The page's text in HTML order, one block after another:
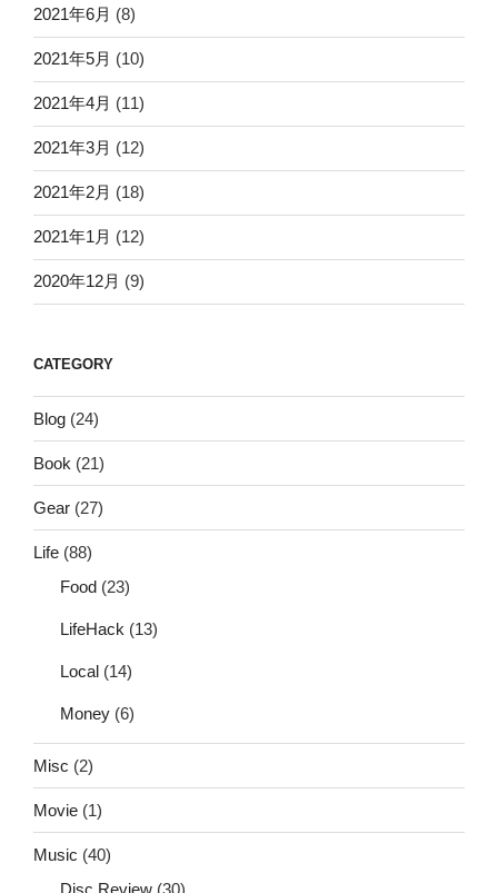
2021年6月 (8)
2021年5月 (10)
2021年4月 (11)
2021年3月 (12)
2021年2月 (18)
2021年1月 (12)
2020年12月 (9)
CATEGORY
Blog (24)
Book (21)
Gear (27)
Life (88)
Food (23)
LifeHack (13)
Local (14)
Money (6)
Misc (2)
Movie (1)
Music (40)